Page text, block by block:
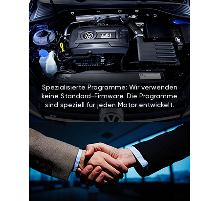
Spezialisierte Programme: Wir verwenden
keine Standard-Firmware. Die Programme
sind speziell für jeden Motor entwickelt.